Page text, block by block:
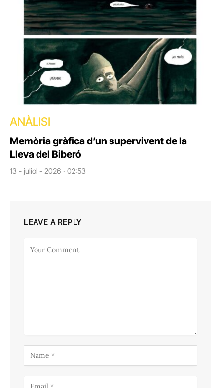
ANÀLISI
Memòria gràfica d’un supervivent de la
Lleva del Biberó
13 - juliol - 2026 · 02:53
LEAVE A REPLY